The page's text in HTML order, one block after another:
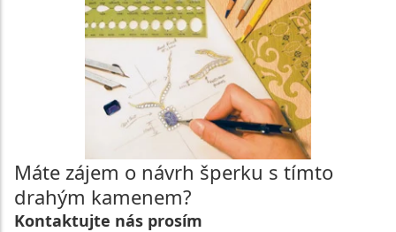
Máte zájem o návrh šperku s tímto
drahým kamenem?
Kontaktujte nás prosím